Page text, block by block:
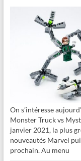
On s’intéresse
Monster Truck vs
janvier 2021, la plus
nouveautés Marvel
prochain. Au menu